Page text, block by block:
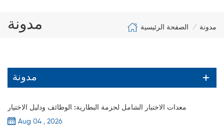
مدونة الصفحة الرئيسية / مدونة
مدونة
معدات الاختبار الشامل لحزمة البطارية: الوظائف ودليل الاختيار
Aug 04 , 2026